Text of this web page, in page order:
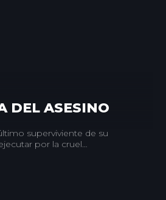
DEL ASESINO
superviviente de su
por la cruel
de las luchas por el